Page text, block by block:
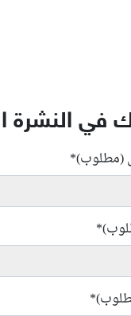
في النشرة
(مطلوب)*
*
*